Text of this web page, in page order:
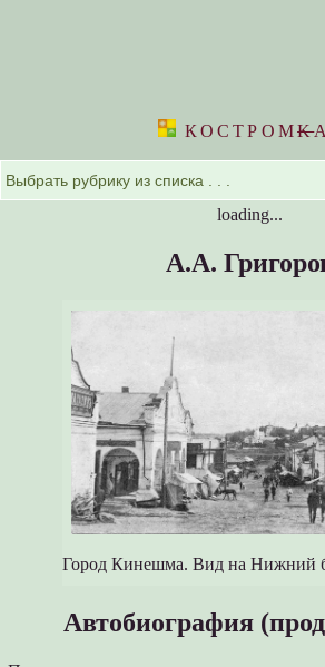
КОСТРОМKА
loading...
А.А.
Город Кинешма. Вид на Нижний
Автобиография